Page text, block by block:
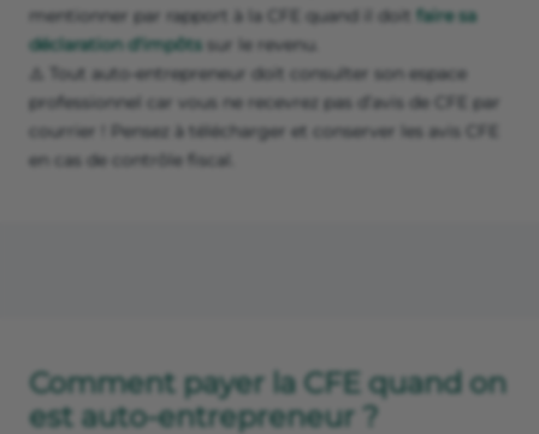
mentionner par rapport à la CFE quand il doit faire sa
déclaration d'impôts sur le revenu.
⚠️ Tout auto-entrepreneur doit consulter son espace
professionnel car vous ne recevrez pas d’avis de CFE par
courrier ! Pensez à télécharger et conserver les avis CFE
en cas de contrôle fiscal.
Comment payer la CFE quand on
est auto-entrepreneur ?